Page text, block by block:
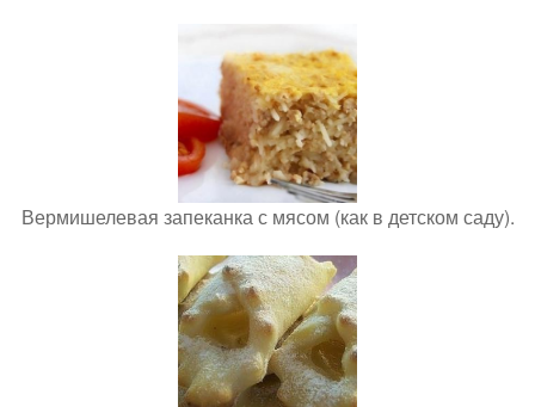
Вермишелевая запеканка с мясом (как в детском саду).